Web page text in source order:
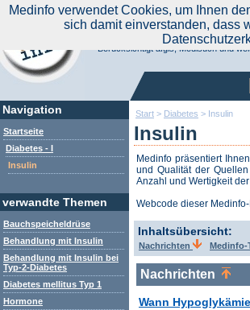
Start > Diabetes > Insulin
Insulin
Medinfo präsentiert
und Qualität der
Anzahl und Wertigkeit
Webcode dieser
Inhaltsübersicht:
Nachrichten Medinfo-
Nachrichten
Wann
Navigation
Startseite
Diabetes - I
Insulin
verwandte Themen
Bauchspeicheldrüse
Behandlung mit Insulin
Behandlung mit Insulin bei
Typ-2-Diabetes
Diabetes mellitus Typ 1
Hormone
Suchen Sie noch oder Finden Sie
Medinfo.de - Meta-Portal für
Berücksichtigt afgis, Medisuch und
Medinfo verwendet Cookies, um Ihnen
sich damit einverstanden, dass